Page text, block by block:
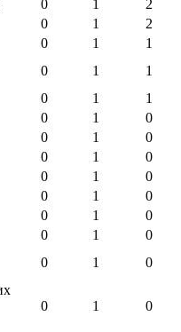
0 1
2
0 1
2
0 1 1
0 1
1
0 1
1
0 1
0
0 1
0
0 1
0
0 1
0
0 1
0
0 1
0
0 1 0
0 1 0
0 1 0